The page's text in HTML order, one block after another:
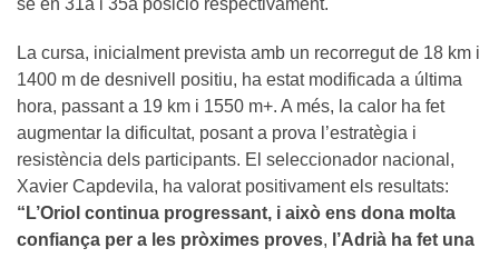
La cursa, inicialment prevista amb un recorregut de 18 km i
1400 m de desnivell positiu, ha estat modificada a última
hora, passant a 19 km i 1550 m+. A més, la calor ha fet
augmentar la dificultat, posant a prova l’estratègia i
resistència dels participants. El seleccionador nacional,
Xavier Capdevila, ha valorat positivament els resultats:
“L’Oriol continua progressant, i això ens dona molta
confiança per a les pròximes proves, l’Adrià ha fet una